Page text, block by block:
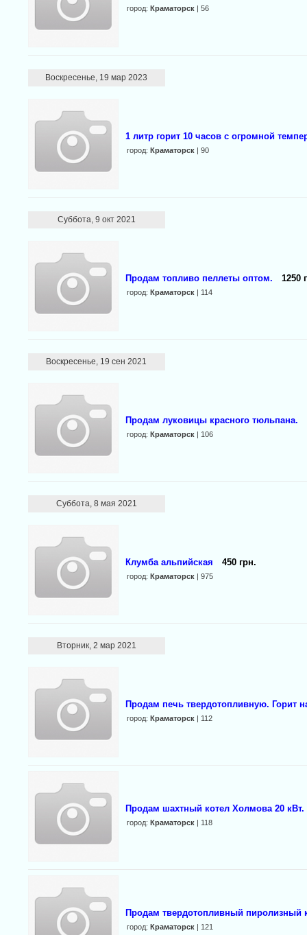
город: Краматорск| 56
Воскресенье, 19 мар 2023
1 литр горит 10 часов с огромной
город: Краматорск| 90
Суббота, 9 окт 2021
Продам топливо пеллеты оптом. 1250
город: Краматорск| 114
Воскресенье, 19 сен 2021
Продам луковицы красного тюльпана.
город: Краматорск| 106
Суббота, 8 мая 2021
Клумба альпийская 450 грн.
город: Краматорск| 975
Вторник, 2 мар 2021
Продам печь твердотопливную. Горит
город: Краматорск| 112
Продам шахтный котел Холмова 20 кВт.
город: Краматорск| 118
Продам твердотопливный пиролизный
город: Краматорск| 121